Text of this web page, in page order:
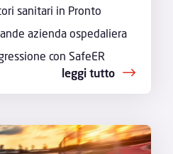
sanitari in Pronto
azienda ospedaliera
con SafeER
leggi tutto